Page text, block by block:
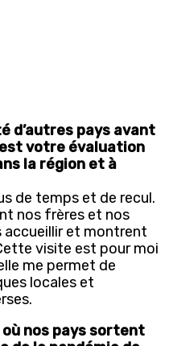
d’autres pays avant
est votre évaluation
la région et à
de temps et de recul.
nos frères et nos
accueillir et montrent
visite est pour moi
me permet de
locales et
nos pays sortent